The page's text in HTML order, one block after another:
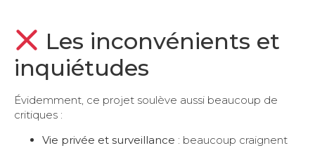
Les inconvénients et
inquiétudes
Évidemment, ce projet soulève aussi beaucoup de
critiques :
Vie privée et surveillance : beaucoup craignent